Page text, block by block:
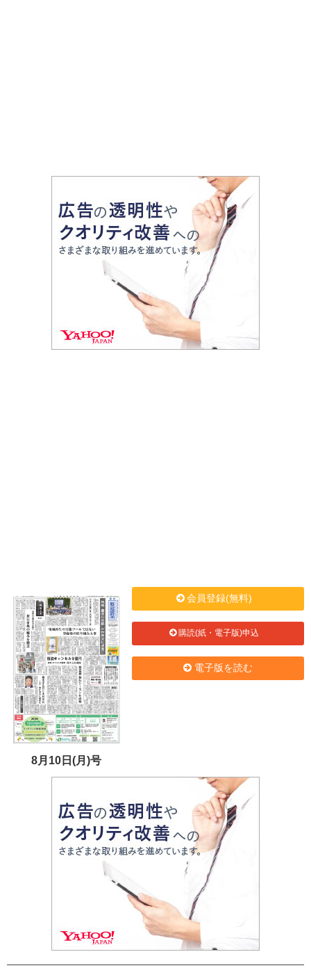
8月10日(月)号
会員登録(無料)
購読(紙・電子版)申込
電子版を読む